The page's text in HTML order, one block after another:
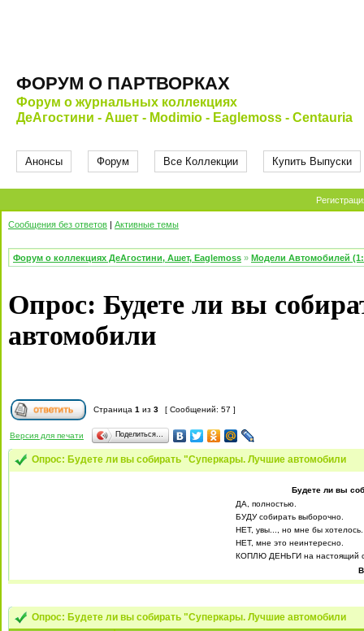
ФОРУМ О ПАРТВОРКАХ
Форум о журнальных коллекциях
ДеАгостини - Ашет - Modimio - Eaglemoss - Centauria
Анонсы Форум Все Коллекции Купить Выпуски
Сообщения без ответов | Активные темы
Форум о коллекциях ДеАгостини, Ашет, Eaglemoss » Модели Автомобилей
Опрос: Будете ли вы
автомобили
Страница 1 из 3 [ Сообщений: 57 ]
Версия для печати Поделиться…
Опрос: Будете ли вы собирать "Суперкары. Лучшие автомобили
Будете ли вы
ДА, полностью.
БУДУ собирать выборочно.
НЕТ, увы..., но мне бы хотелось.
НЕТ, мне это неинтересно.
КОПЛЮ ДЕНЬГИ на настоящий
Опрос: Будете ли вы собирать "Суперкары. Лучшие автомобили